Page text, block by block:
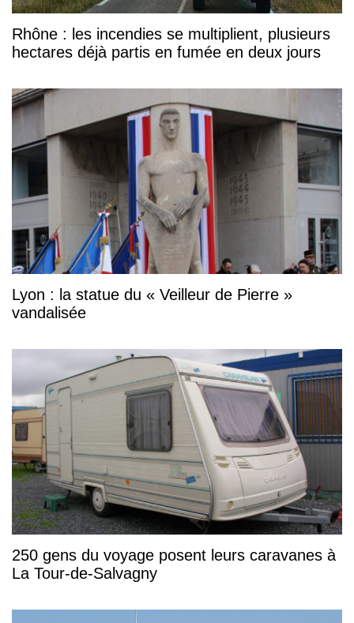
Rhône : les incendies se multiplient, plusieurs
hectares déjà partis en fumée en deux jours
Lyon : la statue du « Veilleur de Pierre »
vandalisée
250 gens du voyage posent leurs caravanes à
La Tour-de-Salvagny